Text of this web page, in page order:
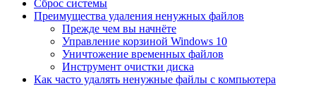
Сброс системы
Преимущества удаления ненужных файлов
Прежде чем вы начнёте
Управление корзиной Windows 10
Уничтожение временных файлов
Инструмент очистки диска
Как часто удалять ненужные файлы с компьютера